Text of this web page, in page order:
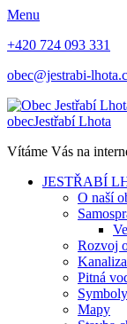
Menu
+420 724 093 331
obec@jestrabi-
obecJestřabí Lhota
Vítáme Vás na
JESTŘABÍ
O naší
Rozvoj
Pitná
Mapy